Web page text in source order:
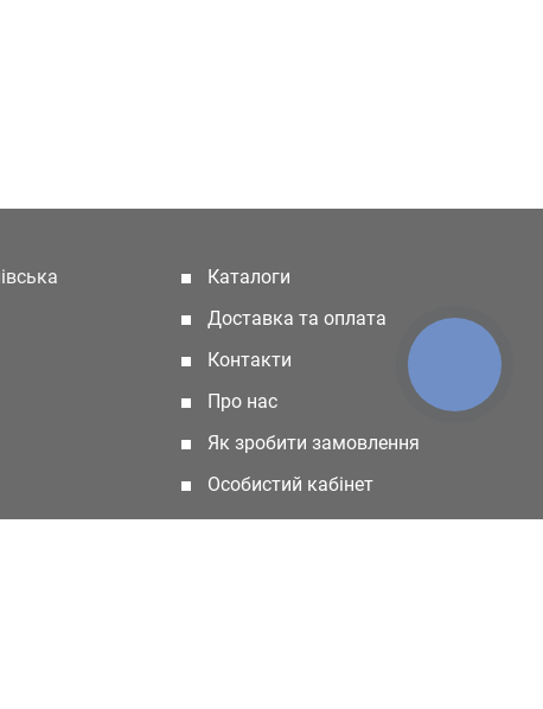
Каталоги
Доставка та оплата
Контакти
Про нас
Як зробити замовлення
Особистий кабінет